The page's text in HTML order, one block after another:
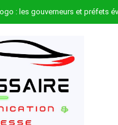
: les gouverneurs et préfets